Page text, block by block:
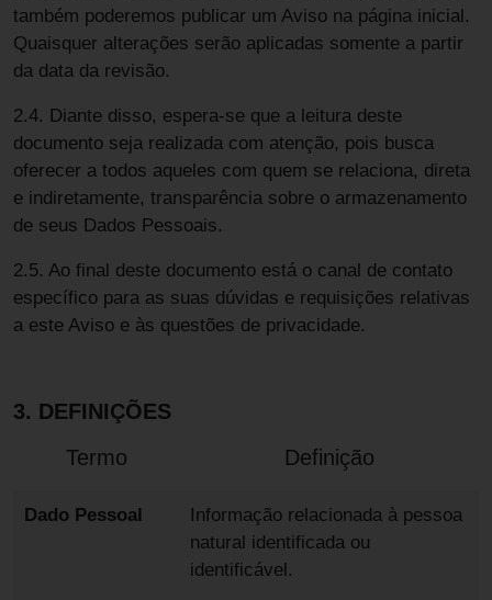
também poderemos publicar um Aviso na página inicial.
Quaisquer alterações serão aplicadas somente a partir
da data da revisão.
2.4. Diante disso, espera-se que a leitura deste
documento seja realizada com atenção, pois busca
oferecer a todos aqueles com quem se relaciona, direta
e indiretamente, transparência sobre o armazenamento
de seus Dados Pessoais.
2.5. Ao final deste documento está o canal de contato
específico para as suas dúvidas e requisições relativas
a este Aviso e às questões de privacidade.
3. DEFINIÇÕES
Termo
Definição
Dado Pessoal
Informação relacionada à pessoa
natural identificada ou
identificável.